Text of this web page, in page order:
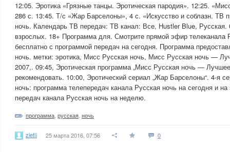
12:05. Эротика «Грязные танцы. Эротическая пародия». 12:25.
286 с. 13:45. Т/с «Жар Барселоны», 4 с. «Искусство и соблазн. ТВ
ночь. Календарь ТВ передач: ТВ канал: Все, Hustler Blue,
взрослых. 18+ Программа для. Смотрите прямой эфир телеканала
бесплатно с программой передач на сегодня. Программа
ночь. метки: эротика, Мисс Русская ночь, Мисс Русская ночь —
2007,. 09:45, Эротическая программа „Мисс Русская ночь —
рекомендовать. 10:00, Эротический сериал „Жар Барселоны“. 4-я
ночь: программа телепередач канала Русская ночь на сегодня и
передач канала Русская ночь на неделю.
программа русская ночь
ziefii 25 марта 2016, 07:56 0